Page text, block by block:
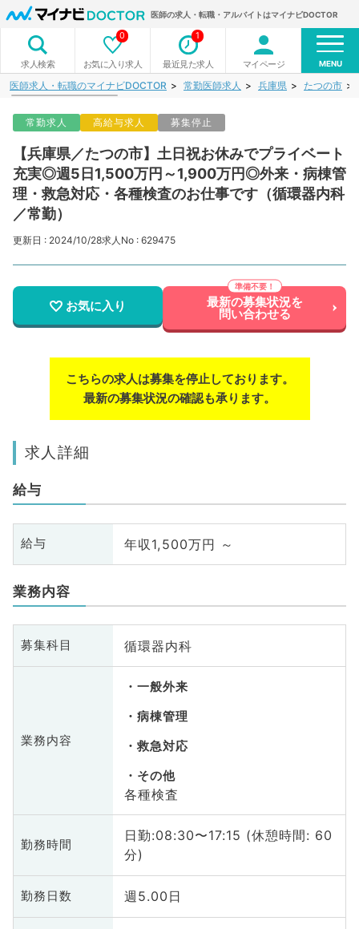
医師の求人・転職・アルバイトはマイナビDOCTOR
求人検索 お気に入り求人
0
最近見た求人
1
マイページ MENU
医師求人・転職のマイナビDOCTOR 常勤医師求人 兵庫県 たつの市
常勤求人 高給与求人 募集停止
【兵庫県／たつの市】土日祝お休みでプライベート
充実◎週5日1,500万円～1,900万円◎外来・病棟管
理・救急対応・各種検査のお仕事です（循環器内科
／常勤）
更新日 : 2024/10/28求人No : 629475
お気に入り 最新の募集状況を
問い合わせる
こちらの求人は募集を停止しております。
最新の募集状況の確認も承ります。
求人詳細
給与
給与 年収1,500万円 ～
業務内容
募集科目 循環器内科
業務内容
一般外来
病棟管理
救急対応
その他
各種検査
勤務時間
日勤:08:30〜17:15 (休憩時間: 60
分)
勤務日数 週5.00日